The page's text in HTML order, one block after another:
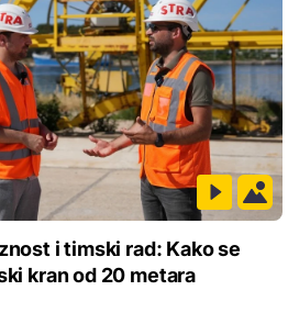
i timski rad: Kako se
kran od 20 metara